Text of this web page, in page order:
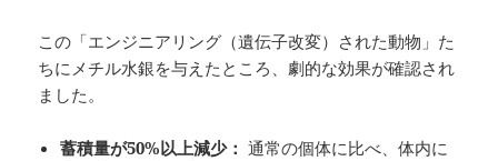
この「エンジニアリング（遺伝子改変）された動物」た
ちにメチル水銀を与えたところ、劇的な効果が確認され
ました。
蓄積量が50%以上減少： 通常の個体に比べ、体内に